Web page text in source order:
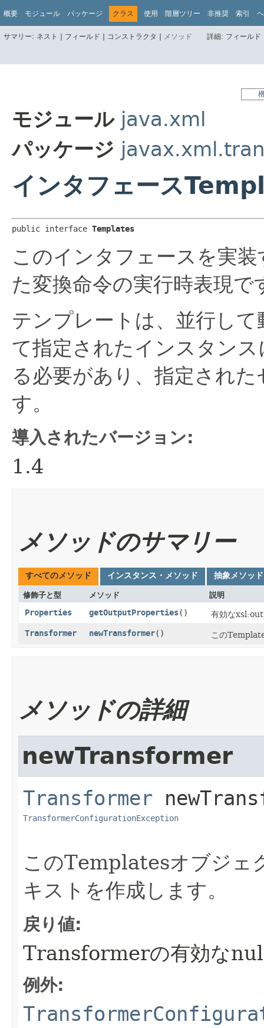
概要 モジュール パッケージ クラス 使用 階層ツリー 非推奨 索引
サマリー: ネスト | フィールド | コンストラクタ | メソッド 詳細: フィール
モジュール java.xml
パッケージ
インタフェース
public interface Templates
このインタフェースを実
た変換命令の実行時表現で
テンプレートは、並行し
て指定されたインスタン
る必要があり、指定され
す。
導入されたバージョン:
1.4
メソッドのサマリー
すべてのメソッド インスタンス・メソッド 抽象メソッド
修飾子と型 メソッド 説明
Properties getOutputProperties() 有効な
Transformer newTransformer() この
メソッドの詳細
newTransformer
Transformer
TransformerConfigurationException
このTemplatesオブジェ
キストを作成します。
戻り値:
Transformerの有効な
例外: